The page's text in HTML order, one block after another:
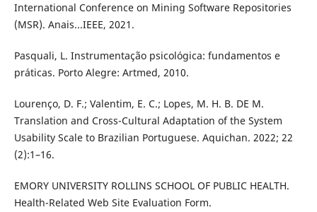
International Conference on Mining Software Repositories
(MSR). Anais...IEEE, 2021.
Pasquali, L. Instrumentação psicológica: fundamentos e
práticas. Porto Alegre: Artmed, 2010.
Lourenço, D. F.; Valentim, E. C.; Lopes, M. H. B. DE M.
Translation and Cross-Cultural Adaptation of the System
Usability Scale to Brazilian Portuguese. Aquichan. 2022; 22
(2):1–16.
EMORY UNIVERSITY ROLLINS SCHOOL OF PUBLIC HEALTH.
Health-Related Web Site Evaluation Form.